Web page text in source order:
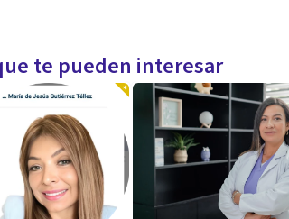
te pueden interesar